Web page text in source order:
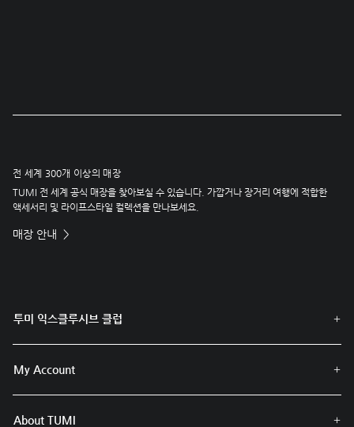
전 세계 300개 이상의 매장
TUMI 전 세계 공식 매장을 찾아보실 수 있습니다. 가깝거나 장거리 여행에 적합한
액세서리 및 라이프스타일 컬렉션을 만나보세요.
매장 안내
투미 익스클루시브 클럽
My Account
About TUMI